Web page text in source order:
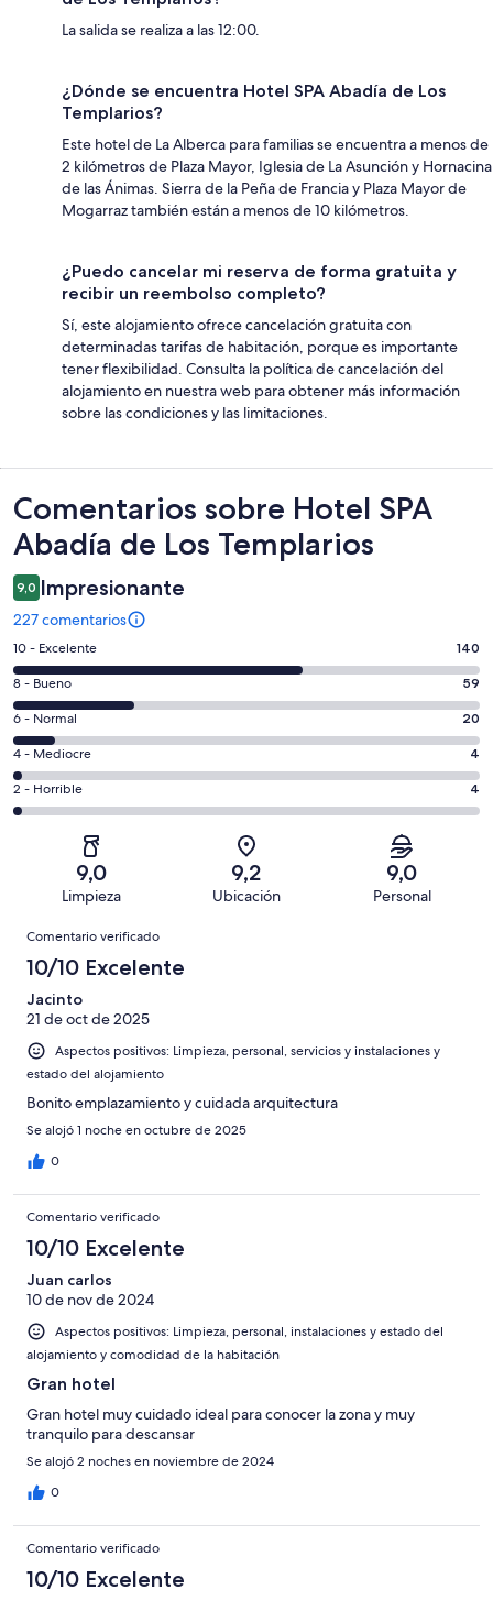
La salida se realiza a las 12:00.
¿Dónde se encuentra Hotel SPA Abadía de Los
Templarios?
Este hotel de La Alberca para familias se encuentra a menos de
2 kilómetros de Plaza Mayor, Iglesia de La Asunción y Hornacina
de las Ánimas. Sierra de la Peña de Francia y Plaza Mayor de
Mogarraz también están a menos de 10 kilómetros.
¿Puedo cancelar mi reserva de forma gratuita y
recibir un reembolso completo?
Sí, este alojamiento ofrece cancelación gratuita con
determinadas tarifas de habitación, porque es importante
tener flexibilidad. Consulta la política de cancelación del
alojamiento en nuestra web para obtener más información
sobre las condiciones y las limitaciones.
Comentarios
Comentarios sobre Hotel SPA
Abadía de Los Templarios
9,0 Impresionante
227 comentarios
140
comentarios
de
un
total
de
227
con
puntuación
10 - Excelente 140
59
comentarios
de
un
total
de
puntuación
8 - Bueno 59
20
comentarios
de
un
total
puntuación
Normal
6 - Normal 20
4
comentarios
de
una
puntuación
Mediocre
4 - Mediocre 4
4
comentarios
227
una
puntuación
de
2 - Horrible 4
9,0
Limpieza
9,2
Ubicación
9,0
Personal
Comentarios
Comentario verificado
10/10 Excelente
Jacinto
21 de oct de 2025
Aspectos positivos: Limpieza, personal, servicios y instalaciones y
estado del alojamiento
Bonito emplazamiento y cuidada arquitectura
Se alojó 1 noche en octubre de 2025
0
Comentario verificado
10/10 Excelente
Juan carlos
10 de nov de 2024
Aspectos positivos: Limpieza, personal, instalaciones y estado del
alojamiento y comodidad de la habitación
Gran hotel
Gran hotel muy cuidado ideal para conocer la zona y muy
tranquilo para descansar
Se alojó 2 noches en noviembre de 2024
0
Comentario verificado
10/10 Excelente